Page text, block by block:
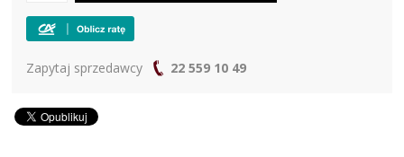
Zapytaj sprzedawcy 22 559 10 49